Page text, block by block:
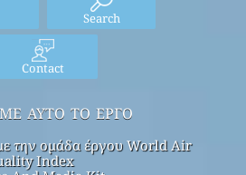
Search
Contact
αυτό το έργο
την ομάδα έργου World Air
Index